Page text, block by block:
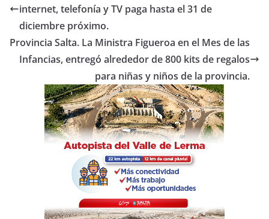
b
o
o
k
A
p
p
ar
internet, telefonía y TV paga hasta el 31 de
diciembre próximo.
Provincia Salta. La Ministra Figueroa en el Mes de las
Infancias, entregó alrededor de 800 kits de regalos
para niñas y niños de la provincia.